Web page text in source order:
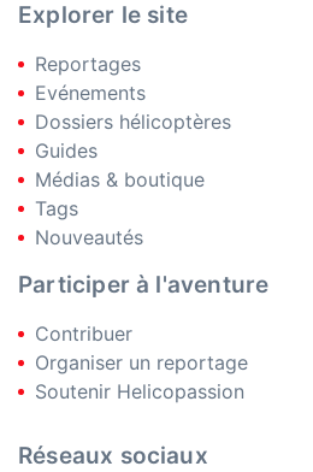
Explorer le site
Reportages
Evénements
Dossiers hélicoptères
Guides
Médias & boutique
Tags
Nouveautés
Participer à l'aventure
Contribuer
Organiser un reportage
Soutenir Helicopassion
Réseaux sociaux